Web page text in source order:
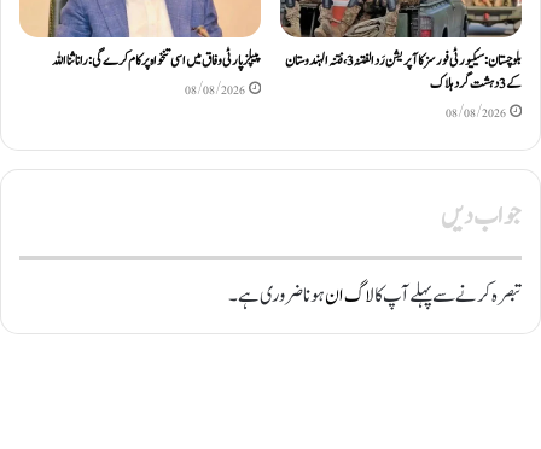
بلوچستان: سیکیورٹی فورسز کا آپریشن رَد الفتنہ 3، فتنہ الہندوستان
کے 3 دہشت گرد ہلاک
08/08/2026
پیپلز پارٹی وفاق میں اسی تنخواہ پر کام کرے گی: رانا ثنااللہ
08/08/2026
جواب دیں
تبصرہ کرنے سے پہلے آپ کالاگ انہونا ضروری ہے۔